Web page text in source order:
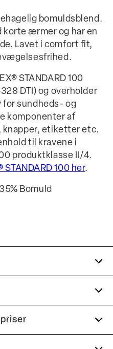
bomuldsblend.
ærmer og har en
Lavet i comfort fit,
STANDARD 100
DTI) og overholder
for sundheds- og
komponenter af
etiketter etc.
til kravene i
produktklasse II/4.
100 her.
Bomuld
STANDARD 100.